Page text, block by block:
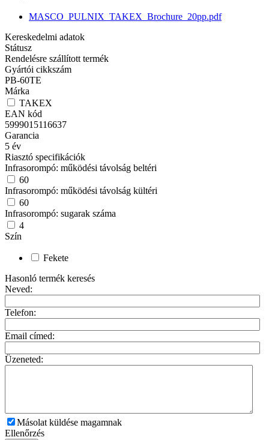
MASCO_PULNIX_TAKEX_Brochure_20pp.pdf
Kereskedelmi adatok
Státusz
Rendelésre szállított termék
Gyártói cikkszám
PB-60TE
Márka
TAKEX
EAN kód
5999015116637
Garancia
5 év
Riasztó specifikációk
Infrasorompó: működési távolság beltéri
60
Infrasorompó: működési távolság kültéri
60
Infrasorompó: sugarak száma
4
Szín
Fekete
Hasonló termék keresés
Neved:
Telefon:
Email címed:
Üzeneted:
Másolat küldése magamnak
Ellenőrzés